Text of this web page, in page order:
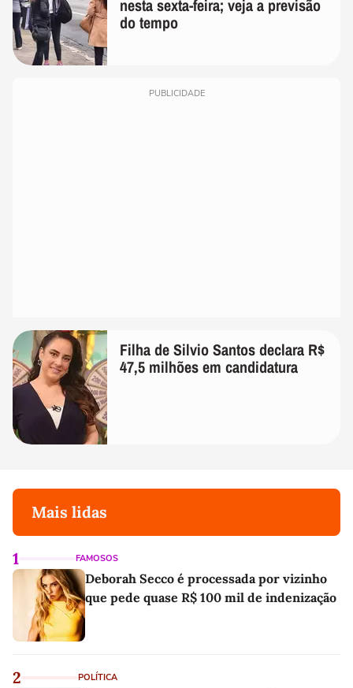
nesta sexta-feira; veja a previsão
do tempo
PUBLICIDADE
Filha de Silvio Santos declara R$
47,5 milhões em candidatura
Mais lidas
1 FAMOSOS
Deborah Secco é processada por vizinho
que pede quase R$ 100 mil de indenização
2 POLÍTICA